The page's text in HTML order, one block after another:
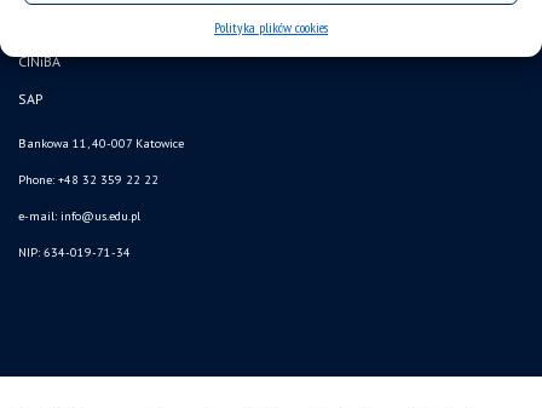
Polityka plików cookies
CINiBA
SAP
Bankowa 11, 40-007 Katowice
Phone: +48 32 359 22 22
e-mail: info@us.edu.pl
NIP: 634-019-71-34